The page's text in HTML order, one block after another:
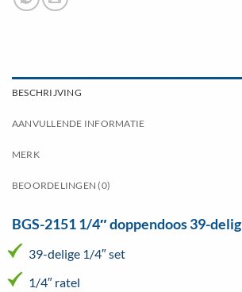
BESCHRIJVING
AANVULLENDE INFORMATIE
MERK
BEOORDELINGEN (0)
BGS-2151 1/4″ doppendoos 39-delig
39-delige 1/4″ set
1/4″ ratel